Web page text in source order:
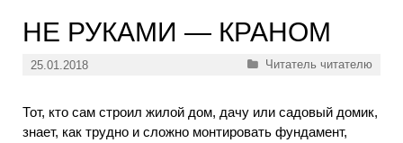
НЕ РУКАМИ — КРАНОМ
25.01.2018 Рубрики
Читатель читателю
Тот, кто сам строил жилой дом, дачу или садовый домик,
знает, как трудно и сложно монтировать фундамент,